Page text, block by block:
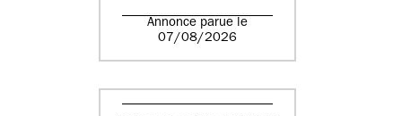
Annonce parue le
07/08/2026